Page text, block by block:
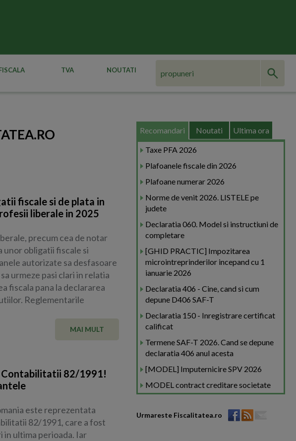
TVA NOUTATI
fiscale si de plata in
liberale in 2025
precum cea de notar
unor obligatii fiscale si
autorizate sa desfasoare
urmeze pasi clari in relatia
fiscala pana la declararea
Reglementarile
MAI MULT
Contabilitatii 82/1991!
este reprezentata
82/1991, care a fost
in ultima perioada. Iar
Recomandari Noutati Ultima ora
Taxe PFA 2026
Plafoanele fiscale din 2026
Plafoane numerar 2026
Norme de venit 2026. LISTELE pe
judete
Declaratia 060. Model si instructiuni de
completare
[GHID PRACTIC] Impozitarea
microintreprinderilor incepand cu 1
ianuarie 2026
Declaratia 406 - Cine, cand si cum
depune D406 SAF-T
Declaratia 150 - Inregistrare certificat
calificat
Termene SAF-T 2026. Cand se depune
declaratia 406 anul acesta
[MODEL] Imputernicire SPV 2026
MODEL contract creditare societate
Urmareste Fiscalitatea.ro